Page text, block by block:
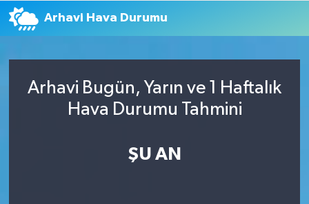
Arhavi Hava Durumu
Arhavi Bugün, Yarın ve 1 Haftalık
Hava Durumu Tahmini
ŞU AN
İstanbul Namaz Vakitleri
Süper Lig Puan Durumu ve Fikstür
Son Dakika Haberleri